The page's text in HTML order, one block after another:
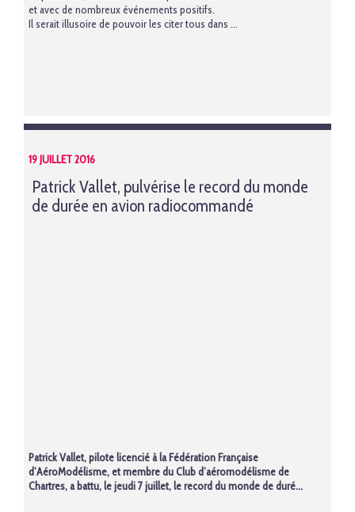
et avec de nombreux événements positifs.
Il serait illusoire de pouvoir les citer tous dans ...
19 JUILLET 2016
Patrick Vallet, pulvérise le record du monde
de durée en avion radiocommandé
Patrick Vallet, pilote licencié à la Fédération Française
d’AéroModélisme, et membre du Club d’aéromodélisme de
Chartres, a battu, le jeudi 7 juillet, le record du monde de duré...